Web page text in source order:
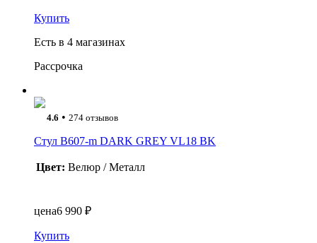
Купить
Есть в 4 магазинах
Рассрочка
4.6 • 274 отзывов
Стул B607-m DARK GREY VL18 BK
Цвет: Велюр / Металл
цена6 990 ₽
Купить